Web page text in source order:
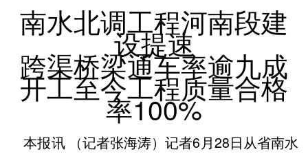
南水北调工程河南段建
设提速
跨渠桥梁通车率逾九成
开工至今工程质量合格
率100%
本报讯 （记者张海涛）记者6月28日从省南水